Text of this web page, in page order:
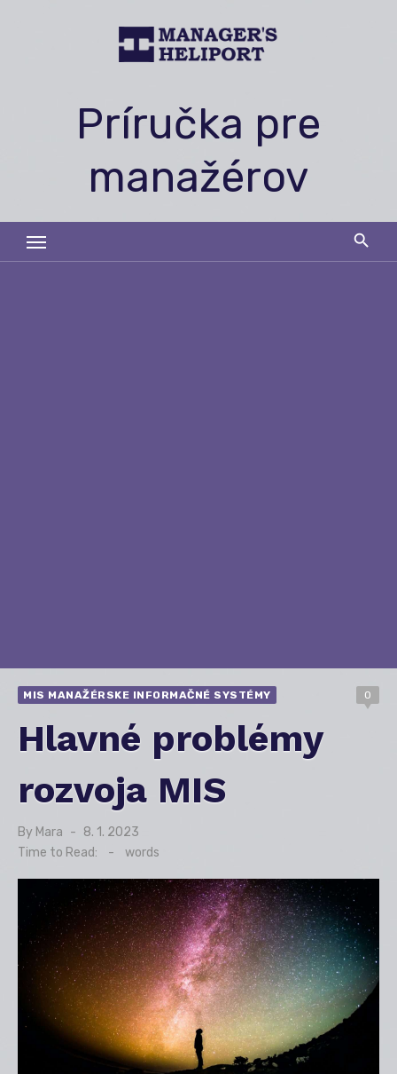
Príručka pre
manažérov
MIS MANAŽÉRSKE INFORMAČNÉ SYSTÉMY 0
Hlavné problémy
rozvoja MIS
By Mara
Posted
on
8. 1. 2023
Time to Read:
- words